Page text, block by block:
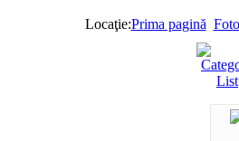
Locaţie:Prima pagină